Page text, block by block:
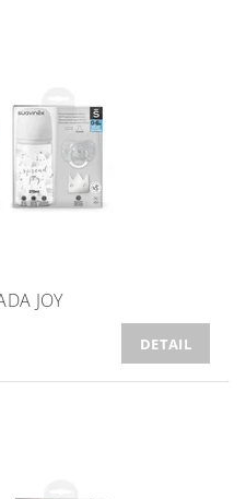
JOY
DETAIL